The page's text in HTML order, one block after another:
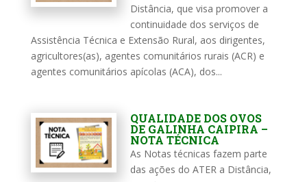
Distância, que visa promover a
continuidade dos serviços de
Assistência Técnica e Extensão Rural, aos dirigentes,
agricultores(as), agentes comunitários rurais (ACR) e
agentes comunitários apícolas (ACA), dos...
QUALIDADE DOS OVOS
DE GALINHA CAIPIRA –
NOTA TÉCNICA
As Notas técnicas fazem parte
das ações do ATER a Distância,